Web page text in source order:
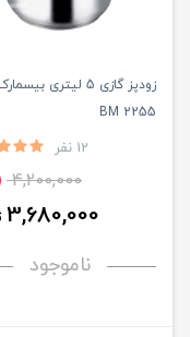
زودپز گازی 5 لیتری
BM 2255
12 نفر
4,200,000
3,680,000
ناموجود